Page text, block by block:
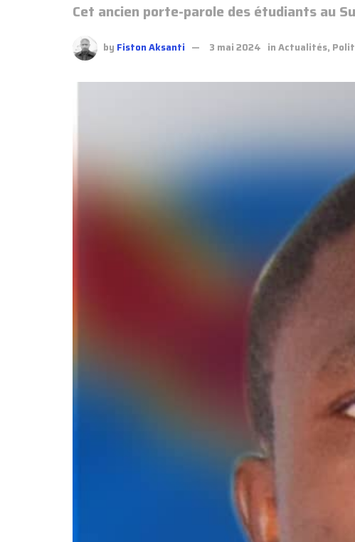
Cet ancien porte-parole des étudiants au
by Fiston Aksanti 3 mai 2024 inActualités,